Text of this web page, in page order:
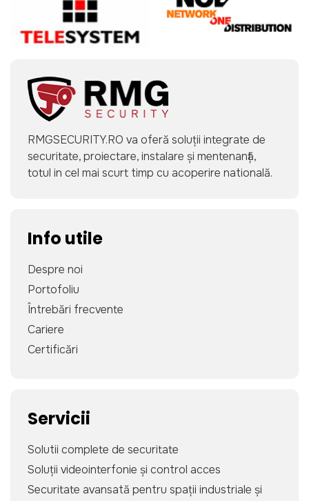
RMGSECURITY.RO va oferă soluții integrate de
securitate, proiectare, instalare și mentenanță,
totul in cel mai scurt timp cu acoperire natională.
Info utile
Despre noi
Portofoliu
Întrebări frecvente
Cariere
Certificări
Servicii
Solutii complete de securitate
Soluții videointerfonie și control acces
Securitate avansată pentru spații industriale și